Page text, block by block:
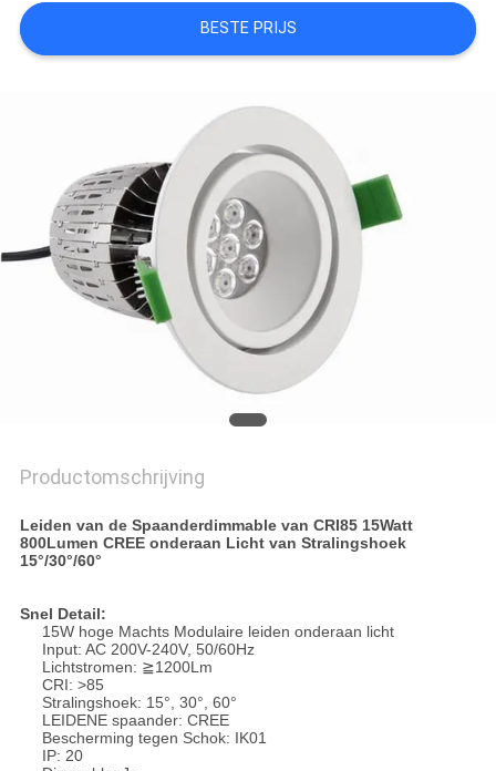
PRIVACY
POLICY
BESTE PRIJS
Productomschrijving
Leiden van de Spaanderdimmable van CRI85 15Watt
800Lumen CREE onderaan Licht van Stralingshoek
15°/30°/60°
Snel Detail:
15W hoge Machts Modulaire leiden onderaan licht
Input: AC 200V-240V, 50/60Hz
Lichtstromen: ≧1200Lm
CRI: >85
Stralingshoek: 15°, 30°, 60°
LEIDENE spaander: CREE
Bescherming tegen Schok: IK01
IP: 20